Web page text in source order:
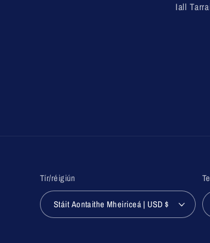
Iall
Tír/réigiún
Stáit Aontaithe Mheiriceá | USD $